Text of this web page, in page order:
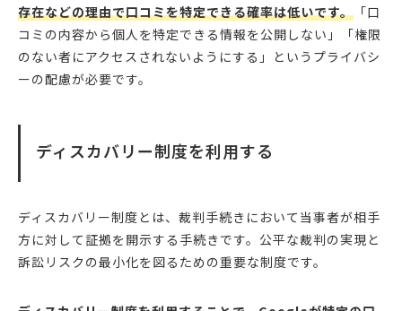
存在などの理由で口コミを特定できる確率は低いです。 「口
コミの内容から個人を特定できる情報を公開しない」「権限
のない者にアクセスされないようにする」というプライバシ
ーの配慮が必要です。
ディスカバリー制度を利用する
ディスカバリー制度とは、裁判手続きにおいて当事者が相手
方に対して証拠を開示する手続きです。公平な裁判の実現と
訴訟リスクの最小化を図るための重要な制度です。